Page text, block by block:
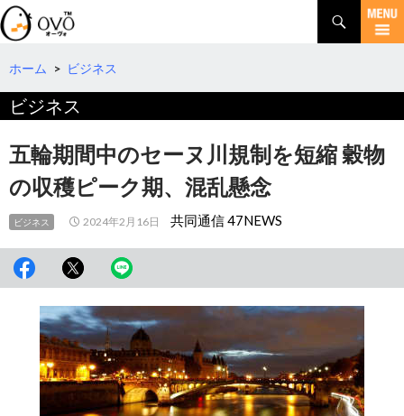
検
索
コ
テ
へ
移
動
ホーム > ビジネス
ビジネス
五輪期間中のセーヌ川規制を短縮 穀物
の収穫ピーク期、混乱懸念
ビジネス 2024年2月16日 共同通信 47NEWS